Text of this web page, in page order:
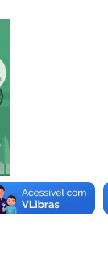
o Edital